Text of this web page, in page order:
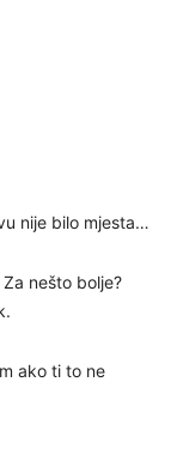
nije bilo mjesta…
nešto bolje?
ako ti to ne